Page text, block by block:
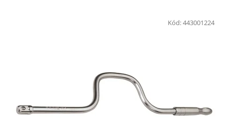
Kód:443001224